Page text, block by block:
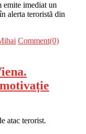
imediat un
alerta teroristă din
Comment(0)
atac terorist.